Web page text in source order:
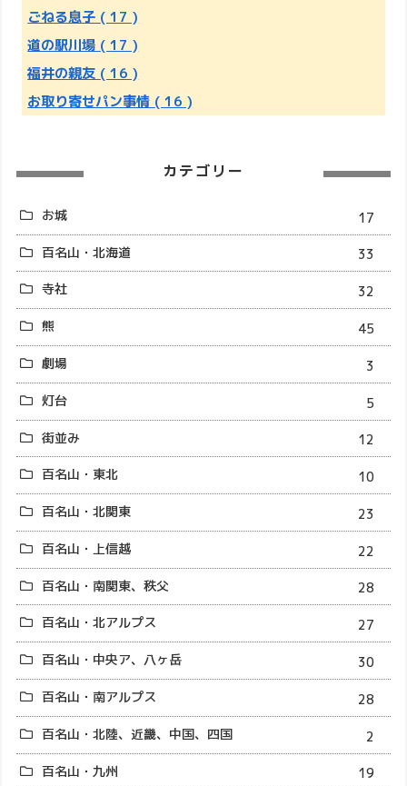
ごねる息子 ( 17 )
道の駅川場 ( 17 )
福井の親友 ( 16 )
お取り寄せパン事情 ( 16 )
カテゴリー
お城
17
百名山・北海道
33
寺社
32
熊
45
劇場
3
灯台
5
街並み
12
百名山・東北
10
百名山・北関東
23
百名山・上信越
22
百名山・南関東、秩父
28
百名山・北アルプス
27
百名山・中央ア、八ヶ岳
30
百名山・南アルプス
28
百名山・北陸、近畿、中国、四国
2
百名山・九州
19